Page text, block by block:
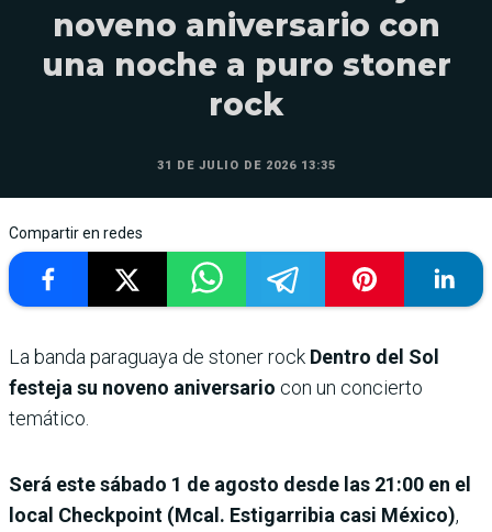
noveno aniversario con
una noche a puro stoner
rock
31 DE JULIO DE 2026 13:35
Compartir en redes
La banda paraguaya de stoner rock Dentro del Sol
festeja su noveno aniversario con un concierto
temático.
Será este sábado 1 de agosto desde las 21:00 en el
local Checkpoint (Mcal. Estigarribia casi México),